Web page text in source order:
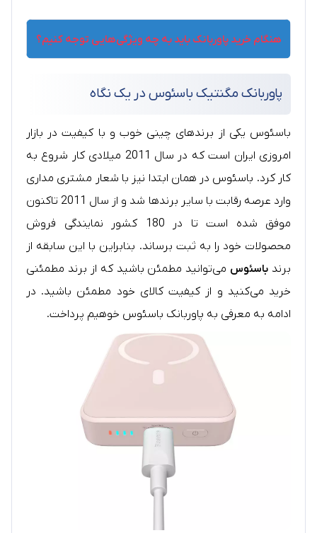
هنگام خرید پاوربانک باید به چه ویژگی‌هایی توجه کنیم؟
پاوربانک مگنتیک باسئوس در یک نگاه
باسئوس یکی از برندهای چینی خوب و با کیفیت در بازار
امروزی ایران است که در سال 2011 میلادی کار شروع به
کار کرد. باسئوس در همان ابتدا نیز با شعار مشتری مداری
وارد عرصه رقابت با سایر برندها شد و از سال 2011 تاکنون
موفق شده است تا در 180 کشور نمایندگی فروش
محصولات خود را به ثبت برساند. بنابراین با این سابقه از
برند باسئوس می‌توانید مطمئن باشید که از برند مطمئنی
خرید می‌کنید و از کیفیت کالای خود مطمئن باشید. در
ادامه به معرفی به پاوربانک باسئوس خوهیم پرداخت.